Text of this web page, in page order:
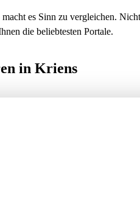
es Sinn zu vergleichen.
die beliebtesten Portale.
in Kriens